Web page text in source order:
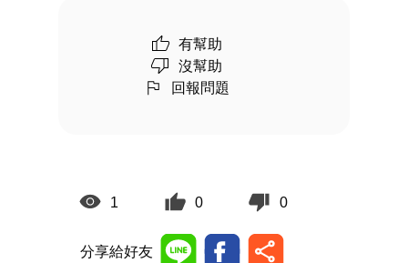
有幫助
沒幫助
回報問題
1 0 0
分享給好友